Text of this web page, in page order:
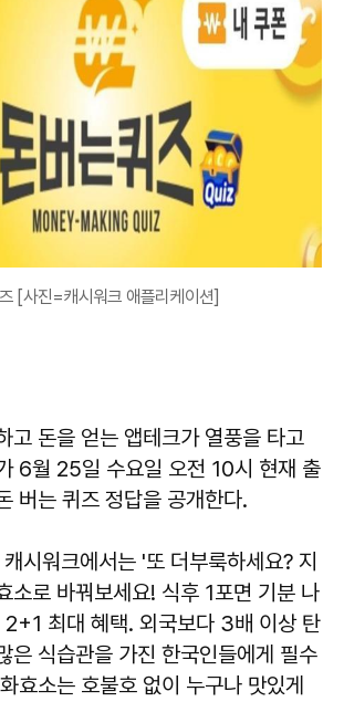
[사진=캐시워크 애플리케이션]
고 돈을 얻는 앱테크가 열풍을 타고
6월 25일 수요일 오전 10시 현재 출
버는 퀴즈 정답을 공개한다.
시워크에서는 '또 더부룩하세요? 지
소로 바꿔보세요! 식후 1포면 기분 나
2+1 최대 혜택. 외국보다 3배 이상 탄
은 식습관을 가진 한국인들에게 필수
효소는 호불호 없이 누구나 맛있게